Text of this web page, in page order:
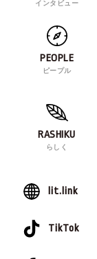
インタビュー
PEOPLE
ピープル
RASHIKU
らしく
lit.link
TikTok